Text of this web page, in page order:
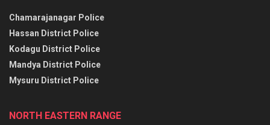
Chamarajanagar Police
Hassan District Police
Kodagu District Police
Mandya District Police
Mysuru District Police
NORTH EASTERN RANGE